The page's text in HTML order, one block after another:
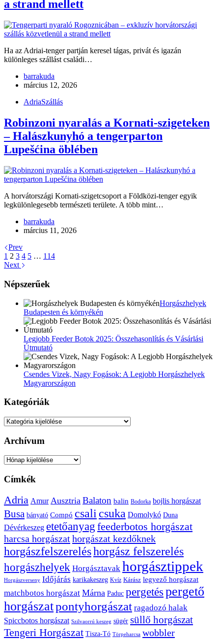
a strand mellett
Ha az Adriai-tenger partján keresel tágas, privát és igazán
különleges szállást családi…
barrakuda
március 12, 2026
AdriaSzállás
Robinzoni nyaralás a Kornati-szigeteken
– Halászkunyhó a tengerparton
Lupešćina öblében
A horvátországi Kornati-szigetcsoport a Földközi-tenger egyik
legkülönlegesebb természeti területe. A több mint…
barrakuda
március 11, 2026
Prev
1 2 3 4 5 … 114
Next
Népszerűek
Horgászhelyek
Budapesten és környékén
Legjobb Feeder Botok 2025: Összehasonlítás és Vásárlási
Útmutató
Csendes Vizek, Nagy Fogások: A Legjobb Horgászhelyek
Magyarországon
Kategóriák
Kategóriák
Archívum
Archívum
Címkék
Adria Amur Ausztria Balaton balin Bodorka bojlis horgászat
Busa bányató Compó csali csuka Domolykó Duna
Dévérkeszeg etetőanyag feederbotos horgászat
harcsa horgászathorgászat kezdőknek
horgászfelszereléshorgász felszerelés
horgászhelyek Horgásztavak horgásztippek
Horgászverseny Időjárás karikakeszeg Kvíz Kárász legyező horgászat
matchbotos horgászat Márna Paduc pergetéspergető
horgászatpontyhorgászat ragadozó halak
Spiccbotos horgászat Szilvaorrú keszeg sügér süllő horgászat
Tengeri Horgászat Tisza-Tó Törpeharcsa wobbler